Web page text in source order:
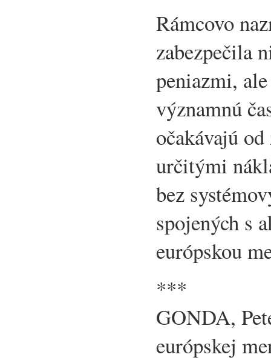
Rámcovo
zabezpečila
peniazmi,
významnú
očakávajú
určitými
bez
spojených s
európskou
***
GONDA,
európskej